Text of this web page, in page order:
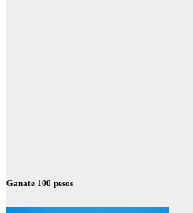
Ganate 100 pesos